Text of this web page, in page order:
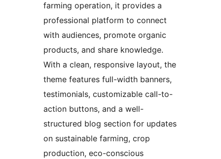
farming operation, it provides a
professional platform to connect
with audiences, promote organic
products, and share knowledge.
With a clean, responsive layout, the
theme features full-width banners,
testimonials, customizable call-to-
action buttons, and a well-
structured blog section for updates
on sustainable farming, crop
production, eco-conscious